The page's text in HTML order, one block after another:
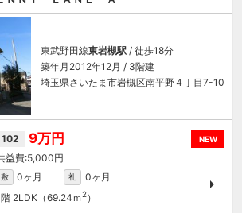
東武野田線東岩槻駅 / 徒歩18分
築年月2012年12月 / 3階建
埼玉県さいたま市岩槻区南平野４丁目7-10
NEW
102 9万円
5,000円
敷 0ヶ月 礼
0ヶ月
2LDK（69.24ｍ 2）